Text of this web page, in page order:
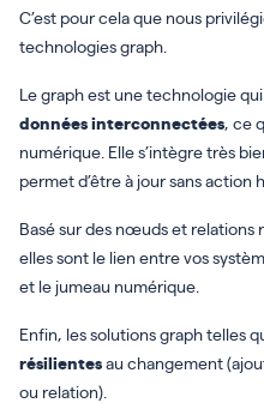
C’est pour cela que nous
technologies graph.
Le graph est une technologie
données interconnectées, ce
numérique. Elle s’intègre très
permet d’être à jour sans action
Basé sur des nœuds et relations
elles sont le lien entre vos
et le jumeau numérique.
Enfin, les solutions graph telles
résilientesau changement
ou relation).